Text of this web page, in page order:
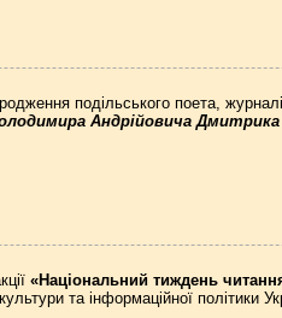
подільського поета,
Андрійовича Дмитрика
«Національний тиждень
та інформаційної політики